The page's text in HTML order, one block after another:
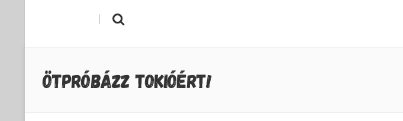
|
ÖTPRÓBÁZZ TOKIÓÉRT!